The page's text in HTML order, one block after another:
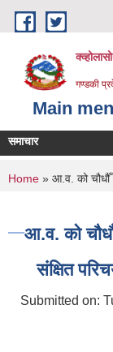
Skip to main content
गण्डकी
Main
समाचार
You are
Home » आ.व. को चौधौँ
आ.व. को
संक्षित
Submitted on: